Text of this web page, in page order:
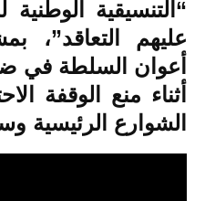
“التنسيقية
عليهم التعاقد”،
أعوان السلطة في
أثناء منع الوقفة
الشوارع الرئيسية